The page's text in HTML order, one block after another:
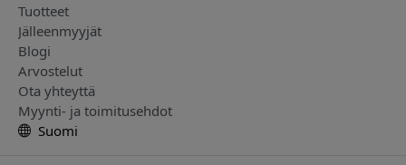
Tuotteet
Jälleenmyyjät
Blogi
Arvostelut
Ota yhteyttä
Myynti- ja toimitusehdot
Suomi